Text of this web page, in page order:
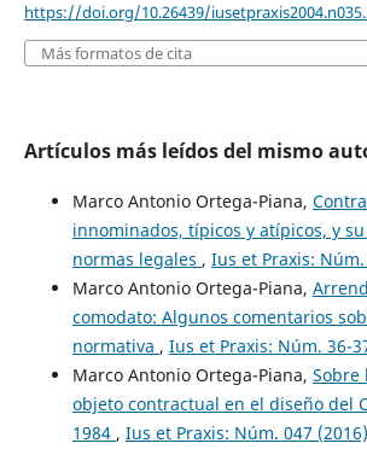
https://doi.org/10.26439/
Más formatos de cita
Artículos más leídos del mismo
Marco Antonio Ortega-Piana,
innominados, típicos y atípicos, y
normas legales , Ius et Praxis:
Marco Antonio Ortega-Piana,
comodato: Algunos comentarios
normativa , Ius et Praxis: Núm. 36-
Marco Antonio Ortega-Piana, Sobre
objeto contractual en el diseño del
1984 , Ius et Praxis: Núm. 047 (2016)